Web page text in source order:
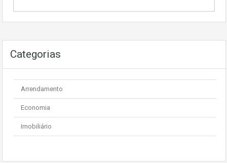
Categorias
Arrendamento
Economia
Imobiliário